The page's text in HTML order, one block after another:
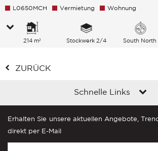
L0650MCH Vermietung Wohnung
214 m² Stockwerk 2/4 South North
ZURÜCK
Schnelle Links
Erhalten Sie unsere aktuellen Angebote,
direkt per E-Mail